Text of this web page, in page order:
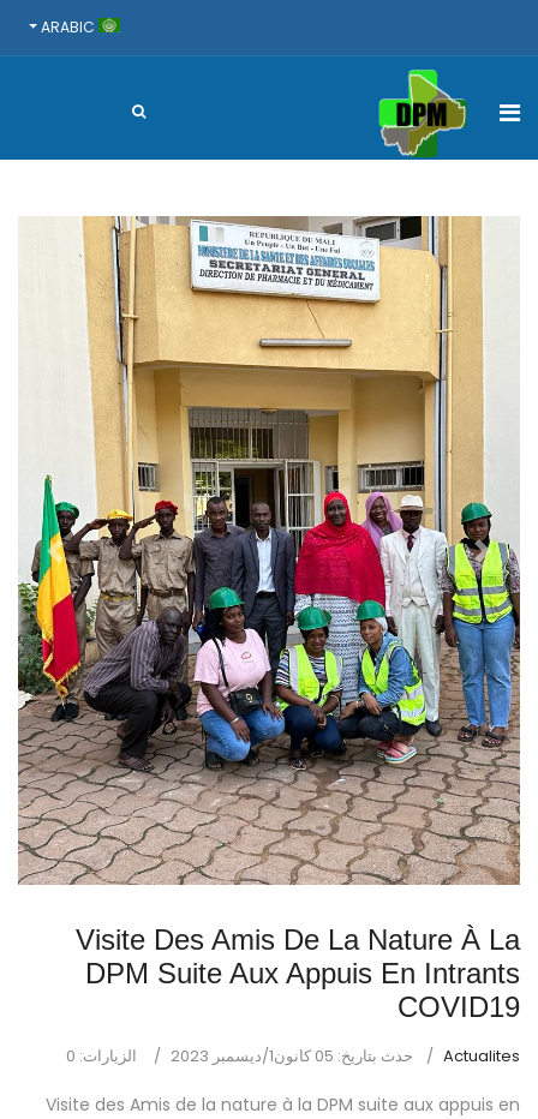
Next
Visite Des Amis De La Nature À La
DPM Suite Aux Appuis En Intrants
COVID19
Actualites حدث بتاريخ: 05 كانون1/ديسمبر 2023 الزيارات: 0
Visite des Amis de la nature à la DPM suite aux appuis en